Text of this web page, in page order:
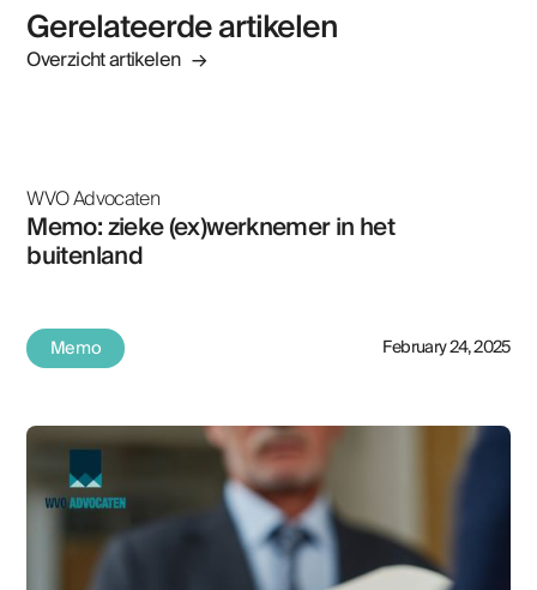
Gerelateerde artikelen
Overzicht artikelen →
WVO Advocaten
Memo: zieke (ex)werknemer in het
buitenland
Memo February 24, 2025